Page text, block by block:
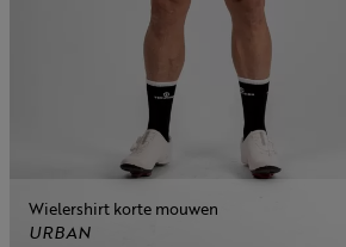
Wielershirt korte mouwen
URBAN